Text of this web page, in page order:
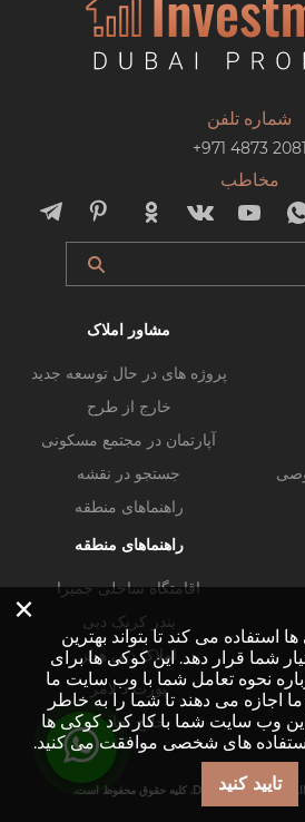
شماره تلفن
+971 4873 2081
مخاطب
مشاور املاک
پروژه های در حال توسعه جدید
خارج از طرح
آپارتمان در مجتمع مسکونی
جستجو در نقشه
راهنماهای منطقه
راهنماهای منطقه
اقامتگاه ساحلی جمیرا
بندر کریک دبی
املاک دبی هیلز
پورت د لامر
خلیج تجاری
×
می کند تا بتواند بهترین
شما قرار دهد. این کوکی ها برای
نحوه تعامل شما با وب سایت ما
اجازه می دهند تا شما را به خاطر
این وب سایت شما با کارکرد کوکی ها
استفاده های شخصی موافقت می کنید.
تایید کنید